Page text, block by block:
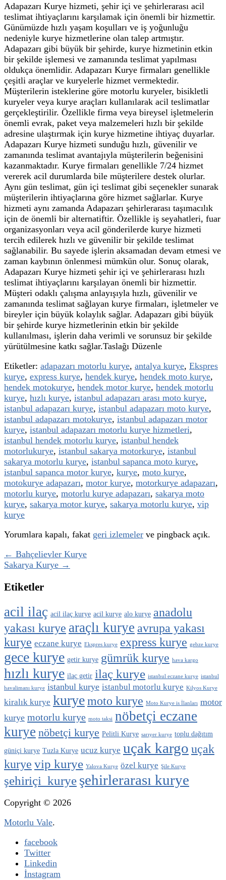
Adapazarı Kurye hizmeti, şehir içi ve şehirlerarası acil
teslimat ihtiyaçlarını karşılamak için önemli bir hizmettir.
Günümüzde hızlı yaşam koşulları ve iş yoğunluğu
nedeniyle kurye hizmetlerine olan talep artmıştır.
Adapazarı gibi büyük bir şehirde, kurye hizmetinin etkin
bir şekilde işlemesi ve zamanında teslimat yapılması
oldukça önemlidir. Adapazarı Kurye firmaları genellikle
çeşitli araçlar ve kuryelerle hizmet vermektedir.
Müşterilerin isteklerine göre motorlu kuryeler, bisikletli
kuryeler veya kurye araçları kullanılarak acil teslimatlar
gerçekleştirilir. Özellikle firma veya bireysel işletmelerin
önemli evrak, paket veya malzemeleri hızlı bir şekilde
adresine ulaştırmak için kurye hizmetine ihtiyaç duyarlar.
Adapazarı Kurye hizmeti sunduğu hızlı, güvenilir ve
zamanında teslimat avantajıyla müşterilerin beğenisini
kazanmaktadır. Kurye firmaları genellikle 7/24 hizmet
vererek acil durumlarda bile müşterilere destek olurlar.
Aynı gün teslimat, gün içi teslimat gibi seçenekler sunarak
müşterilerin ihtiyaçlarına göre hizmet sağlarlar. Kurye
hizmeti aynı zamanda Adapazarı şehirlerarası taşımacılık
için de önemli bir alternatiftir. Özellikle iş seyahatleri, fuar
organizasyonları veya acil gönderilerde kurye hizmeti
tercih edilerek hızlı ve güvenilir bir şekilde teslimat
sağlanabilir. Bu sayede işlerin aksamadan devam etmesi ve
zaman kaybının önlenmesi mümkün olur. Sonuç olarak,
Adapazarı Kurye hizmeti şehir içi ve şehirlerarası hızlı
teslimat ihtiyaçlarını karşılayan önemli bir hizmettir.
Müşteri odaklı çalışma anlayışıyla hızlı, güvenilir ve
zamanında teslimat sağlayan kurye firmaları, işletmeler ve
bireyler için büyük kolaylık sağlar. Adapazarı gibi büyük
bir şehirde kurye hizmetlerinin etkin bir şekilde
kullanılması, işlerin daha verimli ve sorunsuz bir şekilde
yürütülmesine katkı sağlar.Taslağı Düzenle
Etiketler: adapazarı motorlu kurye, antalya kurye, Ekspres
kurye, express kurye, hendek kurye, hendek moto kurye,
hendek motokurye, hendek motor kurye, hendek motorlu
kurye, hızlı kurye, istanbul adapazarı arası moto kurye,
istanbul adapazarı kurye, istanbul adapazarı moto kurye,
istanbul adapazarı motokurye, istanbul adapazarı motor
kurye, istanbul adapazarı motorlu kurye hizmetleri,
istanbul hendek motorlu kurye, istanbul hendek
motorlukurye, istanbul sakarya motorkurye, istanbul
sakarya motorlu kurye, istanbul sapanca moto kurye,
istanbul sapanca motor kurye, kurye, moto kurye,
motokurye adapazarı, motor kurye, motorkurye adapazarı,
motorlu kurye, motorlu kurye adapazarı, sakarya moto
kurye, sakarya motor kurye, sakarya motorlu kurye, vip
kurye
Yorumlara kapalı, fakat geri izlemeler ve pingback açık.
← Bahçelievler Kurye
Sakarya Kurye →
Etiketler
acil ilaç acil ilaç kurye acil kurye alo kurye anadolu
yakası kurye araçlı kurye avrupa yakası
kurye eczane kurye Ekspres kurye express kurye gebze kurye
gece kurye getir kurye gümrük kurye hava kargo
hızlı kurye ilaç getir ilaç kurye istanbul eczane kurye istanbul
havalimanı kurye istanbul kurye istanbul motorlu kurye Kilyos Kurye
kiralık kurye kuryemoto kurye Moto Kurye is İlanları motor
kurye motorlu kurye moto taksi nöbetçi eczane
kurye nöbetçi kurye Pelitli Kurye sarıyer kurye toplu dağıtım
güniçi kurye Tuzla Kurye ucuz kurye uçak kargo uçak
kurye vip kurye Yalova Kurye özel kurye Şile Kurye
şehiriçi kurye şehirlerarası kurye
Copyright © 2026
Motorlu Vale.
facebook
Twitter
Linkedin
İnstagram